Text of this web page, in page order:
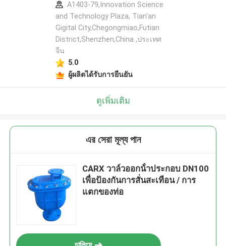
A1403-79,Innovation Science
and Technology Plaza, Tian'an
Gigital City,Chegongmiao,Futian
District,Shenzhen,China ,ประเทศ
จีน
5.0
ผู้ผลิตได้รับการยืนยัน
ดูเพิ่มเติม
এর সেরা মূল্য পান
CARX วาล์วออกน้ําประกอบ DN100
เพื่อป้องกันการสั่นสะเทือน / การ
แตกของท่อ